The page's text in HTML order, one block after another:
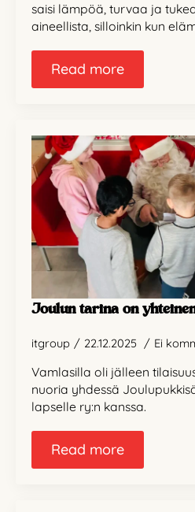
saisi lämpöä, turvaa ja
aineellista, silloinkin kun
Read more
Joulun tarina on
itgroup 22.12.2025 Ei
Vamlasilla oli jälleen
nuoria yhdessä
lapselle ry:n kanssa.
Read more